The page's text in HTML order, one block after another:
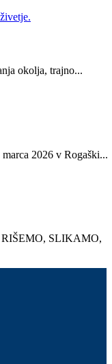
okolja, trajno...
2026 v Rogaški...
SLIKAMO,